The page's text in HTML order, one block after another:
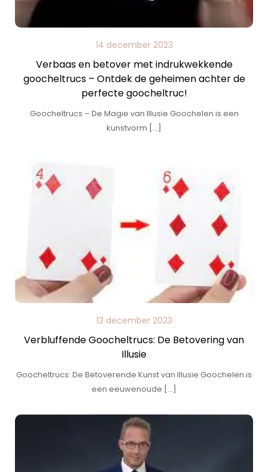
14 december 2023
Verbaas en betover met indrukwekkende
goocheltrucs – Ontdek de geheimen achter de
perfecte goocheltruc!
Goocheltrucs – De Magie van Illusie Goochelen is een
kunstvorm […]
13 december 2023
Verbluffende Goocheltrucs: De Betovering van
Illusie
Goocheltrucs: De Betoverende Kunst van Illusie Goochelen is
een eeuwenoude […]